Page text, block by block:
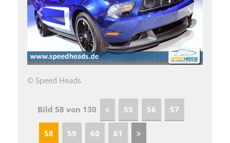
© Speed Heads
Bild 58 von 130 55 56 57
58 59 60 61